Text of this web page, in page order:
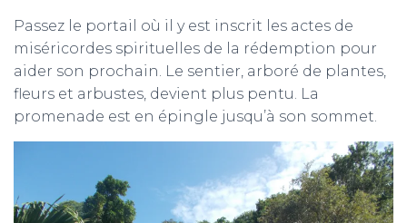
Passez le portail où il y est inscrit les actes de
miséricordes spirituelles de la rédemption pour
aider son prochain. Le sentier, arboré de plantes,
fleurs et arbustes, devient plus pentu. La
promenade est en épingle jusqu’à son sommet.